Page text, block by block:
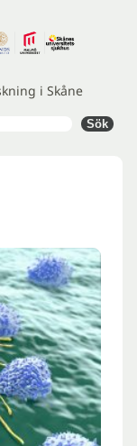
i Skåne
Sök